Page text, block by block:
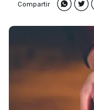
Compartir